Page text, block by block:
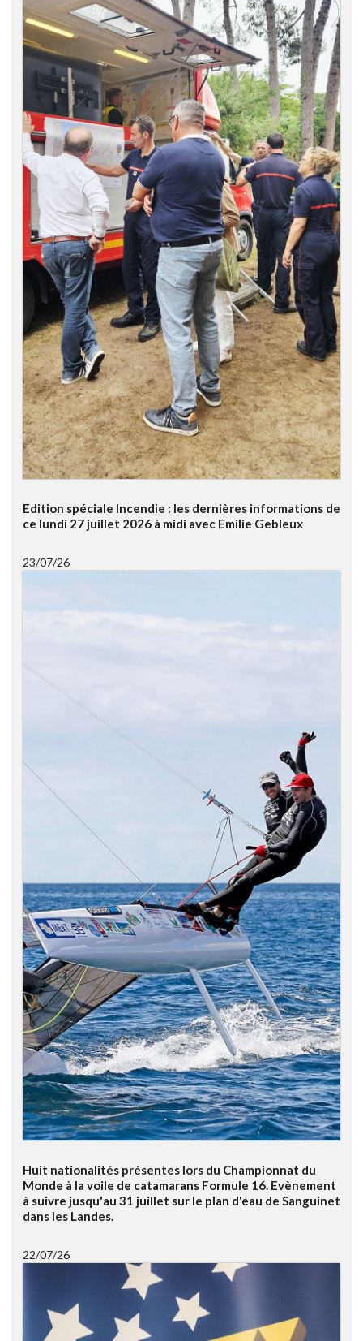
Edition spéciale Incendie : les dernières informations de
ce lundi 27 juillet 2026 à midi avec Emilie Gebleux
23/07/26
Huit nationalités présentes lors du Championnat du
Monde à la voile de catamarans Formule 16. Evènement
à suivre jusqu'au 31 juillet sur le plan d'eau de Sanguinet
dans les Landes.
22/07/26